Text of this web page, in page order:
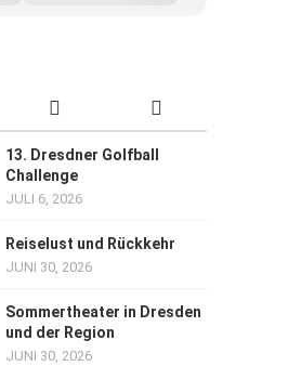
13. Dresdner Golfball
Challenge
JULI 6, 2026
Reiselust und Rückkehr
JUNI 30, 2026
Sommertheater in Dresden
und der Region
JUNI 30, 2026